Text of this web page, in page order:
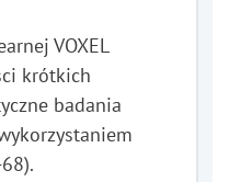
VOXEL
krótkich
badania